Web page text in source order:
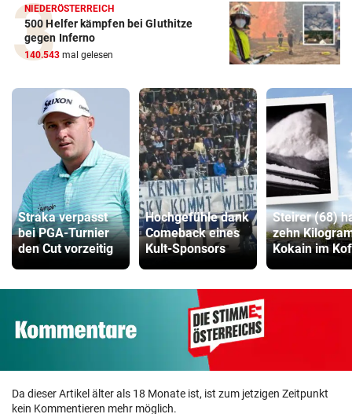
NIEDERÖSTERREICH
500 Helfer kämpfen bei Gluthitze
gegen Inferno
140.543 mal gelesen
Straka verpasst
bei PGA-Turnier
den Cut vorzeitig
Hochgefühle dank
Comeback eines
Kult-Sponsors
Steirer (68)
zehn
Kokain im
Da dieser Artikel älter als 18 Monate ist, ist zum jetzigen Zeitpunkt
kein Kommentieren mehr möglich.